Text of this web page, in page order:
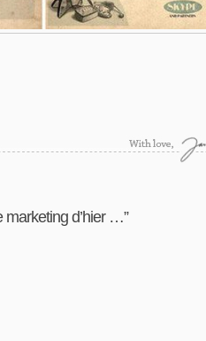
d’hier …”